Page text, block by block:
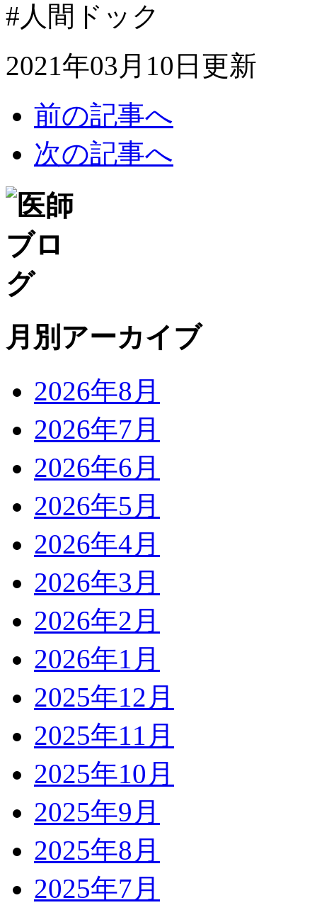
#人間ドック
2021年03月10日更新
前の記事へ
次の記事へ
月別アーカイブ
2026年8月
2026年7月
2026年6月
2026年5月
2026年4月
2026年3月
2026年2月
2026年1月
2025年12月
2025年11月
2025年10月
2025年9月
2025年8月
2025年7月